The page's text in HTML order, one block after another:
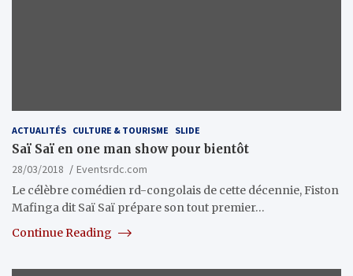
ACTUALITÉS CULTURE & TOURISME SLIDE
Saï Saï en one man show pour bientôt
28/03/2018
Eventsrdc.com
Le célèbre comédien rd-congolais de cette décennie, Fiston
Mafinga dit Saï Saï prépare son tout premier…
Continue Reading